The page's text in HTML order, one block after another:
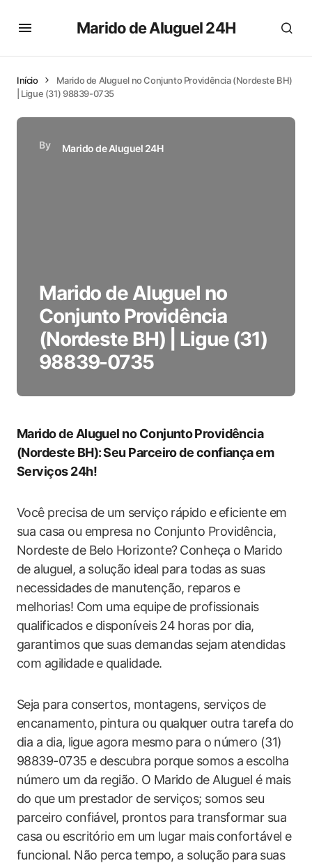
Marido de Aluguel 24H
Início
Marido de Aluguel no Conjunto Providência (Nordeste BH)
| Ligue (31) 98839-0735
By Marido de Aluguel 24H
Marido de Aluguel no
Conjunto Providência
(Nordeste BH) | Ligue (31)
98839-0735
Marido de ‌Aluguel no Conjunto⁣ Providência
(Nordeste BH): ⁢Seu Parceiro de ‍confiança em
Serviços 24h!
Você precisa de ‍um serviço rápido e⁢ eficiente ​em
sua casa​ ou empresa no Conjunto Providência,‍
Nordeste de Belo Horizonte?⁢ Conheça o Marido
de aluguel, a solução ⁢ideal para ​todas as suas
⁢necessidades de manutenção, reparos e
⁢melhorias! Com uma ‌equipe ⁢de⁣ profissionais
qualificados​ e disponíveis 24⁣ horas por dia,
garantimos que suas​ demandas⁤ sejam ⁤atendidas
com agilidade ⁢e qualidade. ⁢
Seja para consertos, montagens, serviços de​
encanamento,⁤ pintura ou qualquer outra tarefa ‌do​
dia ​a​ dia, ⁣ligue agora mesmo ⁣para o número (31)
98839-0735 e‌ descubra ⁣porque‌ somos a escolha
número um​ da região.‍ O​ Marido ‍de Aluguel é‌ mais
do que um ​prestador de serviços; somos seu
parceiro confiável, prontos para transformar ​sua
casa ou escritório ⁣em um lugar mais ⁢confortável e
‍funcional. Não perca⁢ tempo, a solução⁣ para⁤ suas